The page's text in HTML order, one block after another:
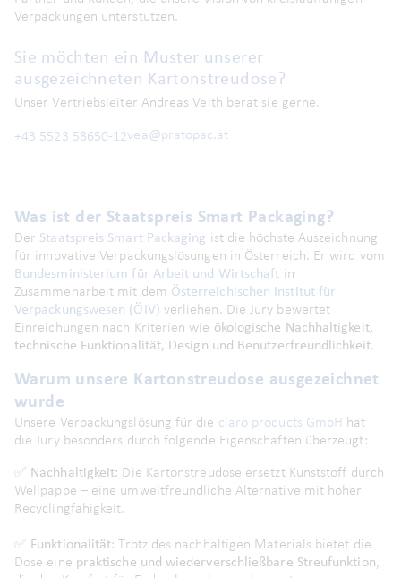
Verpackungen unterstützen.
Sie möchten ein Muster unserer
ausgezeichneten Kartonstreudose?
Unser Vertriebsleiter Andreas Veith berät sie gerne.
+43 5523 58650-12vea@pratopac.at
Was ist der Staatspreis Smart Packaging?
Der Staatspreis Smart Packaging ist die höchste Auszeichnung
für innovative Verpackungslösungen in Österreich. Er wird vom
Bundesministerium für Arbeit und Wirtschaft in
Zusammenarbeit mit dem Österreichischen Institut für
Verpackungswesen (ÖIV) verliehen. Die Jury bewertet
Einreichungen nach Kriterien wie ökologische Nachhaltigkeit,
technische Funktionalität, Design und Benutzerfreundlichkeit.
Warum unsere Kartonstreudose ausgezeichnet
wurde
Unsere Verpackungslösung für die claro products GmbH hat
die Jury besonders durch folgende Eigenschaften überzeugt:
✅ Nachhaltigkeit: Die Kartonstreudose ersetzt Kunststoff durch
Wellpappe – eine umweltfreundliche Alternative mit hoher
Recyclingfähigkeit.
✅ Funktionalität: Trotz des nachhaltigen Materials bietet die
Dose eine praktische und wiederverschließbare Streufunktion,